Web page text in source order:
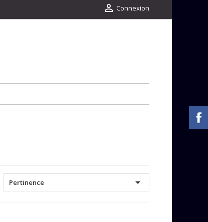
 Connexion
Pertinence 